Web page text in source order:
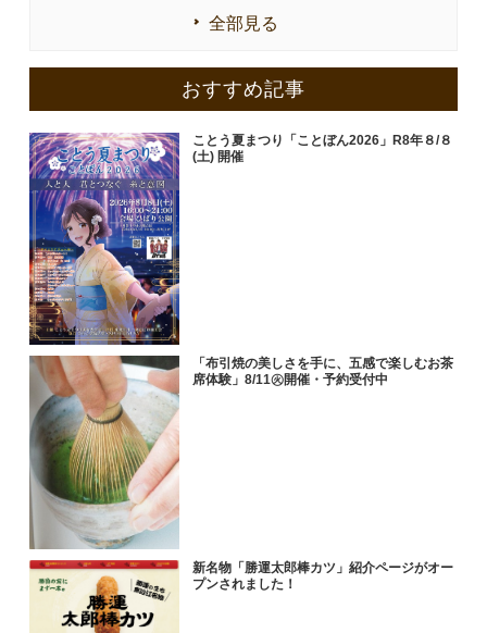
全部見る
おすすめ記事
ことう夏まつり「ことぼん2026」R8年８/８
(土) 開催
「布引焼の美しさを手に、五感で楽しむお茶
席体験」8/11㊋開催・予約受付中
新名物「勝運太郎棒カツ」紹介ページがオー
プンされました！